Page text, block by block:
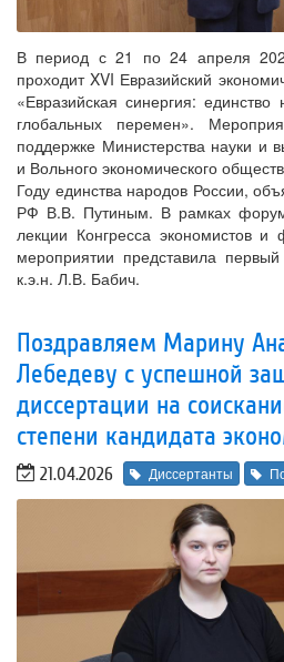
В период с 21 по 24 апреля
проходит XVI Евразийский
«Евразийская синергия:
глобальных перемен».
поддержке Министерства науки и
и Вольного экономического
Году единства народов России,
РФ В.В. Путиным. В рамках
лекции Конгресса экономистов
мероприятии представила первый
к.э.н. Л.В. Бабич.
Поздравляем Марину
Лебедеву с успешной
диссертации на
степени кандидата
21.04.2026 Диссертанты